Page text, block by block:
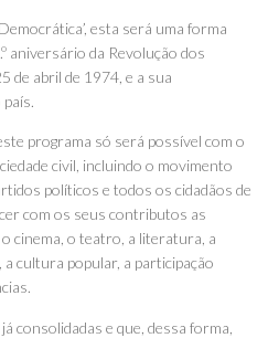
esta será uma forma
aniversário da Revolução dos
de abril de 1974, e a sua
programa só será possível com o
civil, incluindo o movimento
políticos e todos os cidadãos de
com os seus contributos as
cinema, o teatro, a literatura, a
a cultura popular, a participação
consolidadas e que, dessa forma,